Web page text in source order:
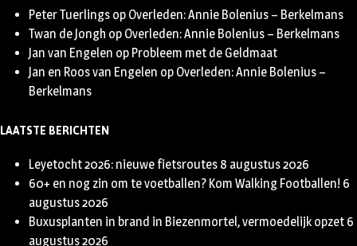
Peter Tuerlings op Overleden: Annie Bolenius – Berkelmans
Twan de Jongh op Overleden: Annie Bolenius – Berkelmans
Jan van Engelen op Probleem met de Geldmaat
Jan en Roos van Engelen op Overleden: Annie Bolenius –
Berkelmans
LAATSTE BERICHTEN
Leyetocht 2026: nieuwe fietsroutes 8 augustus 2026
60+ en nog zin om te voetballen? Kom Walking Footballen! 6
augustus 2026
Buxusplanten in brand in Biezenmortel, vermoedelijk opzet 6
augustus 2026